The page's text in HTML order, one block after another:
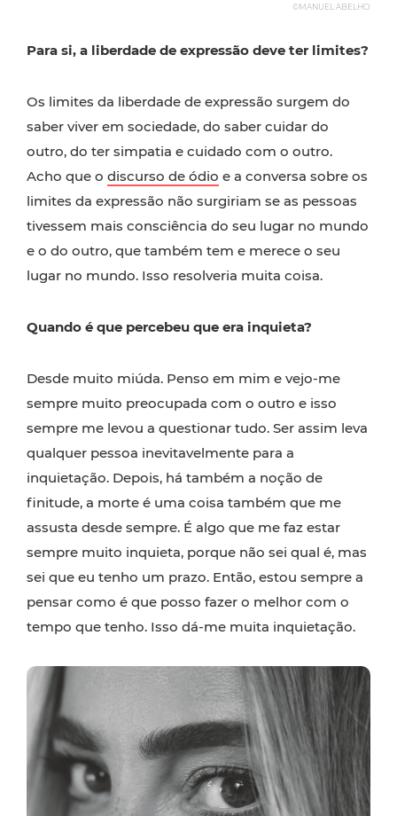
©MANUEL ABELHO
Para si, a liberdade de expressão deve ter limites?
Os limites da liberdade de expressão surgem do
saber viver em sociedade, do saber cuidar do
outro, do ter simpatia e cuidado com o outro.
Acho que o discurso de ódio e a conversa sobre os
limites da expressão não surgiriam se as pessoas
tivessem mais consciência do seu lugar no mundo
e o do outro, que também tem e merece o seu
lugar no mundo. Isso resolveria muita coisa.
Quando é que percebeu que era inquieta?
Desde muito miúda. Penso em mim e vejo-me
sempre muito preocupada com o outro e isso
sempre me levou a questionar tudo. Ser assim leva
qualquer pessoa inevitavelmente para a
inquietação. Depois, há também a noção de
finitude, a morte é uma coisa também que me
assusta desde sempre. É algo que me faz estar
sempre muito inquieta, porque não sei qual é, mas
sei que eu tenho um prazo. Então, estou sempre a
pensar como é que posso fazer o melhor com o
tempo que tenho. Isso dá-me muita inquietação.